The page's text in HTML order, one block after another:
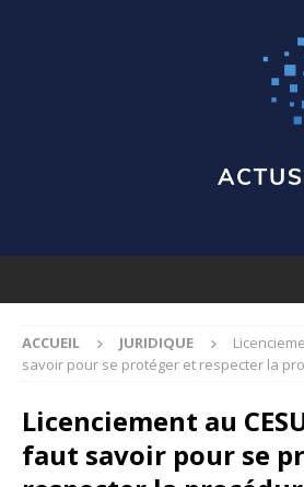
ACCUEIL JURIDIQUE
savoir pour se protéger et respecter la
Licenciement au
faut savoir pour se